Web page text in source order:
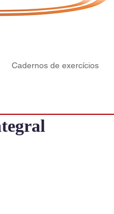
Cadernos de exercícios